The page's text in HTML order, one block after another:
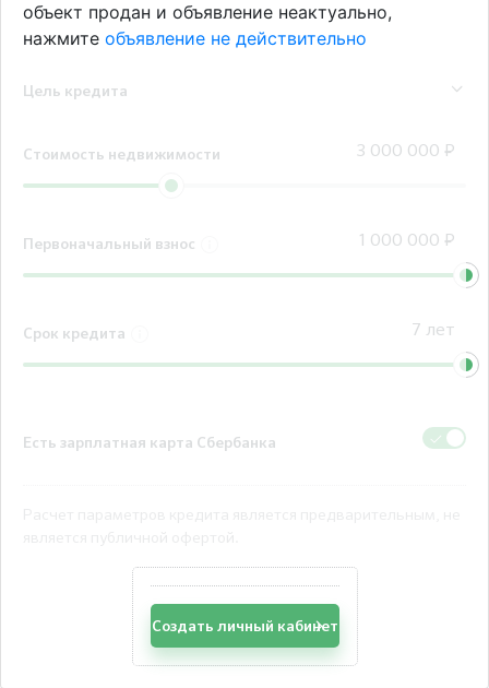
объект продан и объявление неактуально,
нажмите объявление не действительно
Цель кредита
Стоимость недвижимости
Первоначальный взнос
Срок кредита
Есть зарплатная карта Сбербанка
Создать личный кабинет